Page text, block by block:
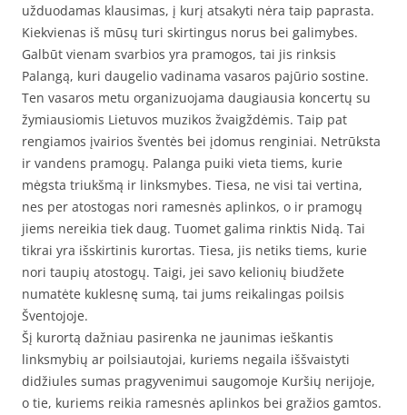
užduodamas klausimas, į kurį atsakyti nėra taip paprasta.
Kiekvienas iš mūsų turi skirtingus norus bei galimybes.
Galbūt vienam svarbios yra pramogos, tai jis rinksis
Palangą, kuri daugelio vadinama vasaros pajūrio sostine.
Ten vasaros metu organizuojama daugiausia koncertų su
žymiausiomis Lietuvos muzikos žvaigždėmis. Taip pat
rengiamos įvairios šventės bei įdomus renginiai. Netrūksta
ir vandens pramogų. Palanga puiki vieta tiems, kurie
mėgsta triukšmą ir linksmybes. Tiesa, ne visi tai vertina,
nes per atostogas nori ramesnės aplinkos, o ir pramogų
jiems nereikia tiek daug. Tuomet galima rinktis Nidą. Tai
tikrai yra išskirtinis kurortas. Tiesa, jis netiks tiems, kurie
nori taupių atostogų. Taigi, jei savo kelionių biudžete
numatėte kuklesnę sumą, tai jums reikalingas poilsis
Šventojoje.
Šį kurortą dažniau pasirenka ne jaunimas ieškantis
linksmybių ar poilsiautojai, kuriems negaila iššvaistyti
didžiules sumas pragyvenimui saugomoje Kuršių nerijoje,
o tie, kuriems reikia ramesnės aplinkos bei gražios gamtos.